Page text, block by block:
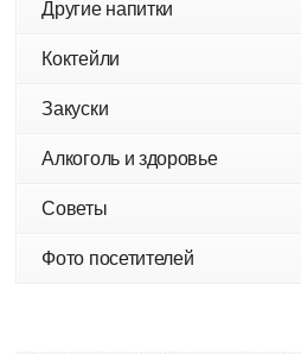
Другие напитки
Коктейли
Закуски
Алкоголь и здоровье
Советы
Фото посетителей